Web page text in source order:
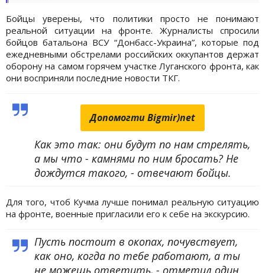
Бойцы уверены, что политики просто не понимают
реальной ситуации на фронте. Журналисты спросили
бойцов батальона ВСУ “Донбасс-Украина”, которые под
ежедневными обстрелами российских оккупантов держат
оборону на самом горячем участке Луганского фронта, как
они восприняли последние новости ТКГ.
Допомогти Bigmir)net
Как это так: они будут по нам стрелять,
а мы что - камнями по ним бросать? Не
дождутся такого, - отвечают бойцы.
Для того, чтоб Кучма лучше понимал реальную ситуацию
на фронте, военные пригласили его к себе на экскурсию.
Пусть постоит в окопах, почувствует,
как оно, когда по тебе работают, а ты
не можешь ответить, - отметил один